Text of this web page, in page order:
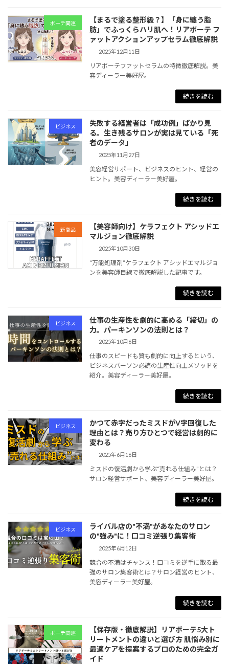
ボーテ関連
【まるで塗る整形級？】「身に纏う脂
肪」でふっくらハリ肌へ！リアボーテ フ
ァットアクションアップセラム徹底解説
2025年12月11日
リアボーテファットセラムの特徴徹底解説。美
容ディーラー美好屋。
続きを読む
ビジネス
失敗する経営者は「成功例」ばかり見
る。生き残るサロンが実は見ている「死
者のデータ」
2025年11月27日
美容経営サポート、ビジネスのヒント、経営の
ヒント。美容ディーラー美好屋。
続きを読む
新商品
【美容師向け】ケラフェクト アシッドエ
マルジョン徹底解説
2025年10月30日
“万能処理剤”ケラフェクト アシッドエマルジョ
ンを美容師目線で徹底解説した記事です。
続きを読む
ビジネス
仕事の生産性を劇的に高める「締切」の
力。パーキンソンの法則とは？
2025年10月6日
仕事のスピードも質も劇的に向上するという、
ビジネスパーソン必読の生産性向上メソッドを
紹介。美容ディーラー美好屋。
続きを読む
ビジネス
かつて赤字だったミスドがV字回復した
理由とは？売り方ひとつで経営は劇的に
変わる
2025年6月16日
ミスドの復活劇から学ぶ“売れる仕組み”とは？
サロン経営サポート、美容ディーラー美好屋。
続きを読む
ビジネス
ライバル店の"不満"があなたのサロン
の"強み"に！口コミ逆張り集客術
2025年6月12日
競合の不満はチャンス！口コミを逆手に取る最
強のサロン集客術とは？サロン経営のヒント、
美容ディーラー美好屋。
続きを読む
ボーテ関連
【保存版・徹底解説】リアボーテ5大ト
リートメントの違いと選び方 肌悩み別に
最適ケアを提案するプロのための完全ガ
イド